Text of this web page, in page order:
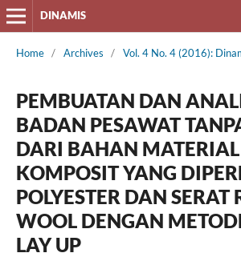
DINAMIS
Home / Archives / Vol. 4 No. 4 (2016):
PEMBUATAN DAN
BADAN PESAWAT
DARI BAHAN MATERIAL
KOMPOSIT YANG
POLYESTER DAN SERAT
WOOL DENGAN
LAY UP